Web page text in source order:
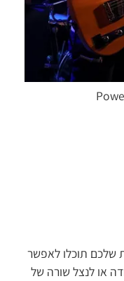
שלכם תוכלו לאפשר
או לנצל שורה של